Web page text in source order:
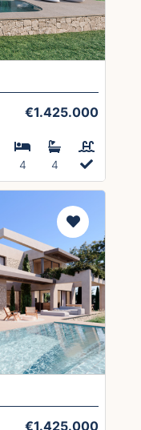
€1.425.000
4 4
€1.425.000